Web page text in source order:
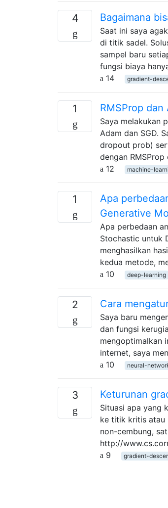
4 Bagaimana
Saat ini saya
di titik sadel.
sampel baru
fungsi biaya
14
gradient-
1 RMSProp dan
Saya melakukan
Adam dan SGD.
dropout prob)
dengan
12
machine-
1
Apa
Generative
Apa perbedaan
Stochastic untuk
menghasilkan
kedua metode,
10
deep-learning
2 Cara
Saya baru
dan fungsi
mengoptimalkan
internet, saya
10
neural-
3 Keturunan
Situasi apa yang
ke titik kritis atau
non-cembung,
http://
9
gradient-